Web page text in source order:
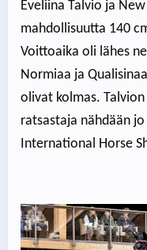
Eveliina Talvio ja
mahdollisuutta 140
Voittoaika oli lähes
Normiaa ja
olivat kolmas.
ratsastaja nähdään
International Horse